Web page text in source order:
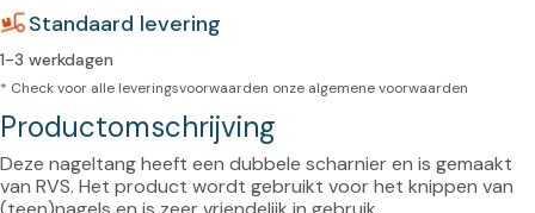
Standaard levering
1-3 werkdagen
* Check voor alle leveringsvoorwaarden onze algemene voorwaarden
Productomschrijving
Deze nageltang heeft een dubbele scharnier en is gemaakt
van RVS. Het product wordt gebruikt voor het knippen van